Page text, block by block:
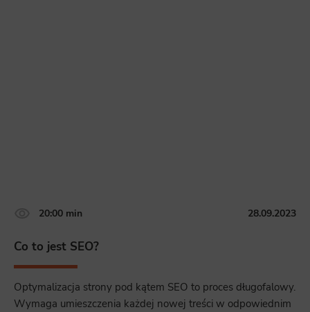
20:00 min 28.09.2023
Co to jest SEO?
Optymalizacja strony pod kątem SEO to proces długofalowy.
Wymaga umieszczenia każdej nowej treści w odpowiednim